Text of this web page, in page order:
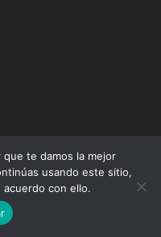
que te damos la mejor
usando este sitio,
acuerdo con ello.